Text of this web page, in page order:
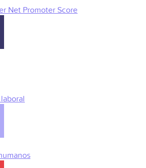
Net Promoter Score